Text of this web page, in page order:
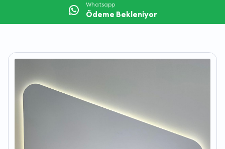
Whatsapp
Ödeme Bekleniyor